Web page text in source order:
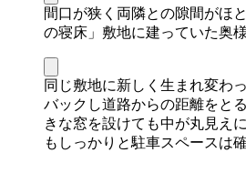
間口が狭く両隣との隙間がほ
の寝床」敷地に建っていた奥
同じ敷地に新しく生まれ変わ
バックし道路からの距離をと
きな窓を設けても中が丸見え
もしっかりと駐車スペースは確